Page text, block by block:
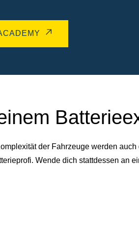
der Fahrzeuge werden
Wende dich stattdessen an